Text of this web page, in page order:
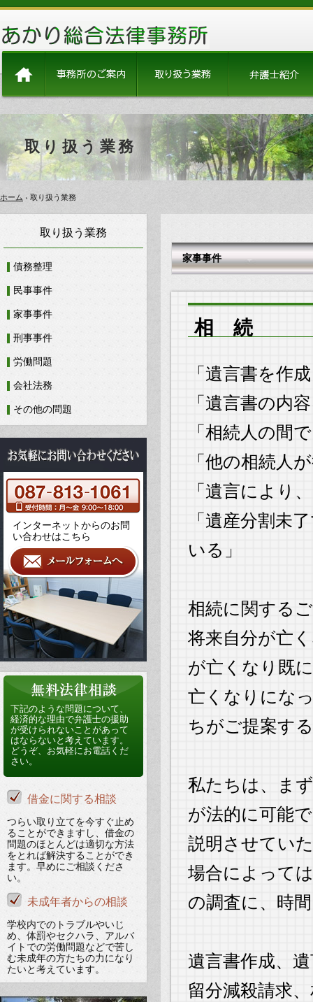
取り扱う業務
ホーム › 取り扱う業務
家事事件
相 続
「遺言書を作
「遺言書の内
「相続人の間
「他の相続人
「遺言により
「遺産分割未
いる」
相続に関する
将来自分が亡
が亡くなり既
亡くなりにな
ちがご提案す
私たちは、ま
が法的に可能
説明させてい
場合によって
の調査に、時
遺言書作成、
留分減殺請求
取り扱う業務
債務整理
民事事件
家事事件
刑事事件
労働問題
会社法務
その他の問題
インターネットからのお問
い合わせはこちら
下記のような問題について、
経済的な理由で弁護士の援助
が受けられないことがあって
はならないと考えています。
どうぞ、お気軽にお電話くだ
さい。
借金に関する相談
つらい取り立てを今すぐ止め
ることができますし、借金の
問題のほとんどは適切な方法
をとれば解決することができ
ます。早めにご相談くださ
い。
未成年者からの相談
学校内でのトラブルやいじ
め、体罰やセクハラ、アルバ
イトでの労働問題などで苦し
む未成年の方たちの力になり
たいと考えています。